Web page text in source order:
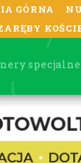
GÓRNA
specjalne